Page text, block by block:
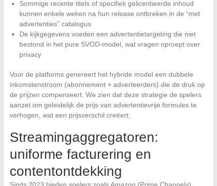
Sommige recente titels of specifiek gelicentieerde inhoud
kunnen enkele weken na hun release ontbreken in de “met
advertenties” catalogus
De kijkgegevens voeden een advertentietargeting die niet
bestond in het pure SVOD-model, wat vragen oproept over
privacy
Voor de platforms genereert het hybride model een dubbele
inkomstenstroom (abonnement + adverteerders) die de druk op
de prijzen compenseert. We zien dat deze strategie de spelers
aanzet om geleidelijk de prijs van advertentievrije formules te
verhogen, wat een prijsverschil creëert.
Streamingaggregatoren:
uniforme facturering en
contentontdekking
Sinds 2023 bieden spelers zoals Amazon (Prime Channels),